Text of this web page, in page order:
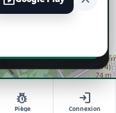
pest_control
Piège
login
Connexion